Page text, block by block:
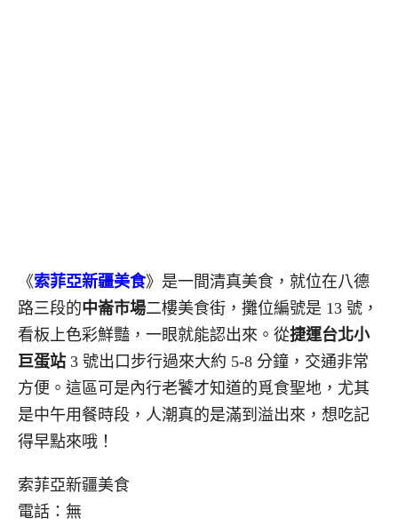
《索菲亞新疆美食》是一間清真美食，就位在八德
路三段的中崙市場二樓美食街，攤位編號是 13 號，
看板上色彩鮮豔，一眼就能認出來。從捷運台北小
巨蛋站 3 號出口步行過來大約 5-8 分鐘，交通非常
方便。這區可是內行老饕才知道的覓食聖地，尤其
是中午用餐時段，人潮真的是滿到溢出來，想吃記
得早點來哦！
索菲亞新疆美食
電話：無